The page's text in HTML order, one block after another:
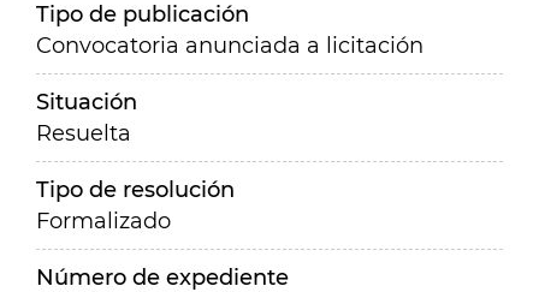
Tipo de publicación
Convocatoria anunciada a licitación
Situación
Resuelta
Tipo de resolución
Formalizado
Número de expediente